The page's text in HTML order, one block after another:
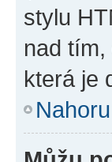
stylu
nad
která je
Nahoru